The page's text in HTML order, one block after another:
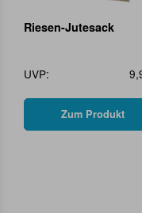
Riesen-Jutesack
UVP:
Zum Produkt